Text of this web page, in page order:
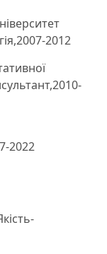
2012
2022